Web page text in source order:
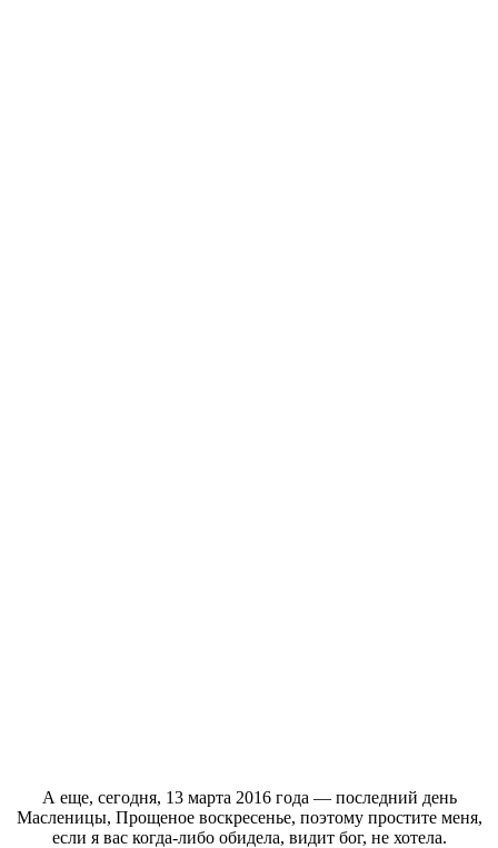
А еще, сегодня, 13 марта 2016 года — последний день
Масленицы, Прощеное воскресенье, поэтому простите меня,
если я вас когда-либо обидела, видит бог, не хотела.